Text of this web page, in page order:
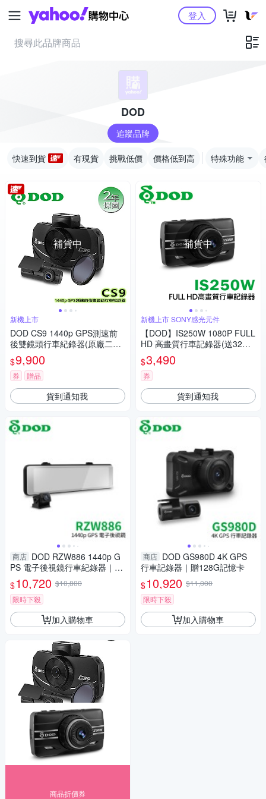
Yahoo購物中心登入
DOD
追蹤品牌
快速到貨 有現貨 挑戰低價 價格低到高 特殊功能
補貨中
新機上市
DOD CS9 1440p GPS測速前
後雙鏡頭行車紀錄器(原廠二年
保固)~速
$9,900
券 贈品
貨到通知我
商店 DOD RZW886 1440p G
PS 電子後視鏡行車紀錄器｜贈
64G記憶卡
$10,720 $10,800
限時下殺
加入購物車
商品折價券
補貨中
新機上市 SONY感光元件
【DOD】IS250W 1080P FULL
HD 高畫質行車記錄器(送32GB
記憶卡)
$3,490
券
貨到通知我
商店 DOD GS980D 4K GPS
行車記錄器｜贈128G記憶卡
$10,920 $11,000
限時下殺
加入購物車